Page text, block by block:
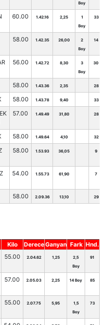
Boy
60.00 1.42.16 2,25
1
Boy
33
58.00 1.42.35 26,00
2
Boy
14
56.00 1.42.72 8,30
3
Boy
30
58.00 1.43.36 2,35 28
58.00 1.43.78 9,40 33
57.00 1.49.49 31,80 28
58.00 1.49.64 4,10 32
58.00 1.53.93 36,05 9
54.00 1.55.73 61,90 7
58.00 2.09.36 13,10 29
Kilo DereceGanyan Fark Hnd.
55.00 2.04.62 1,25
2,5
Boy
91
57.00 2.05.03 2,25 14 Boy 85
55.00 2.07.75 5,95
1,5
Boy
73